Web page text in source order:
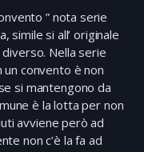
” nota serie
simile si all’ originale
Nella serie
convento è non
si mantengono da
è la lotta per non
avviene però ad
non c’è la fa ad